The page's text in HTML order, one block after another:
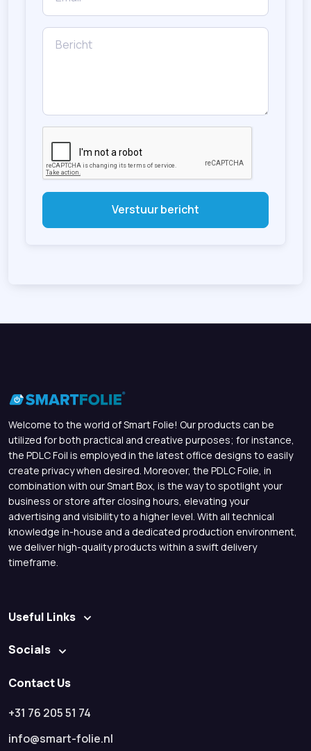
Verstuur bericht
Welcome to the world of Smart Folie! Our products can be
utilized for both practical and creative purposes; for instance,
the PDLC Foil is employed in the latest office designs to easily
create privacy when desired. Moreover, the PDLC Folie, in
combination with our Smart Box, is the way to spotlight your
business or store after closing hours, elevating your
advertising and visibility to a higher level. With all technical
knowledge in-house and a dedicated production environment,
we deliver high-quality products within a swift delivery
timeframe.
Useful Links
Socials
Contact Us
+31 76 205 51 74
info@smart-folie.nl